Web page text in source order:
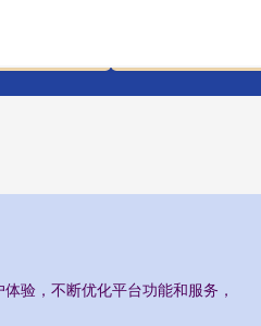
验，不断优化平台功能和服务，